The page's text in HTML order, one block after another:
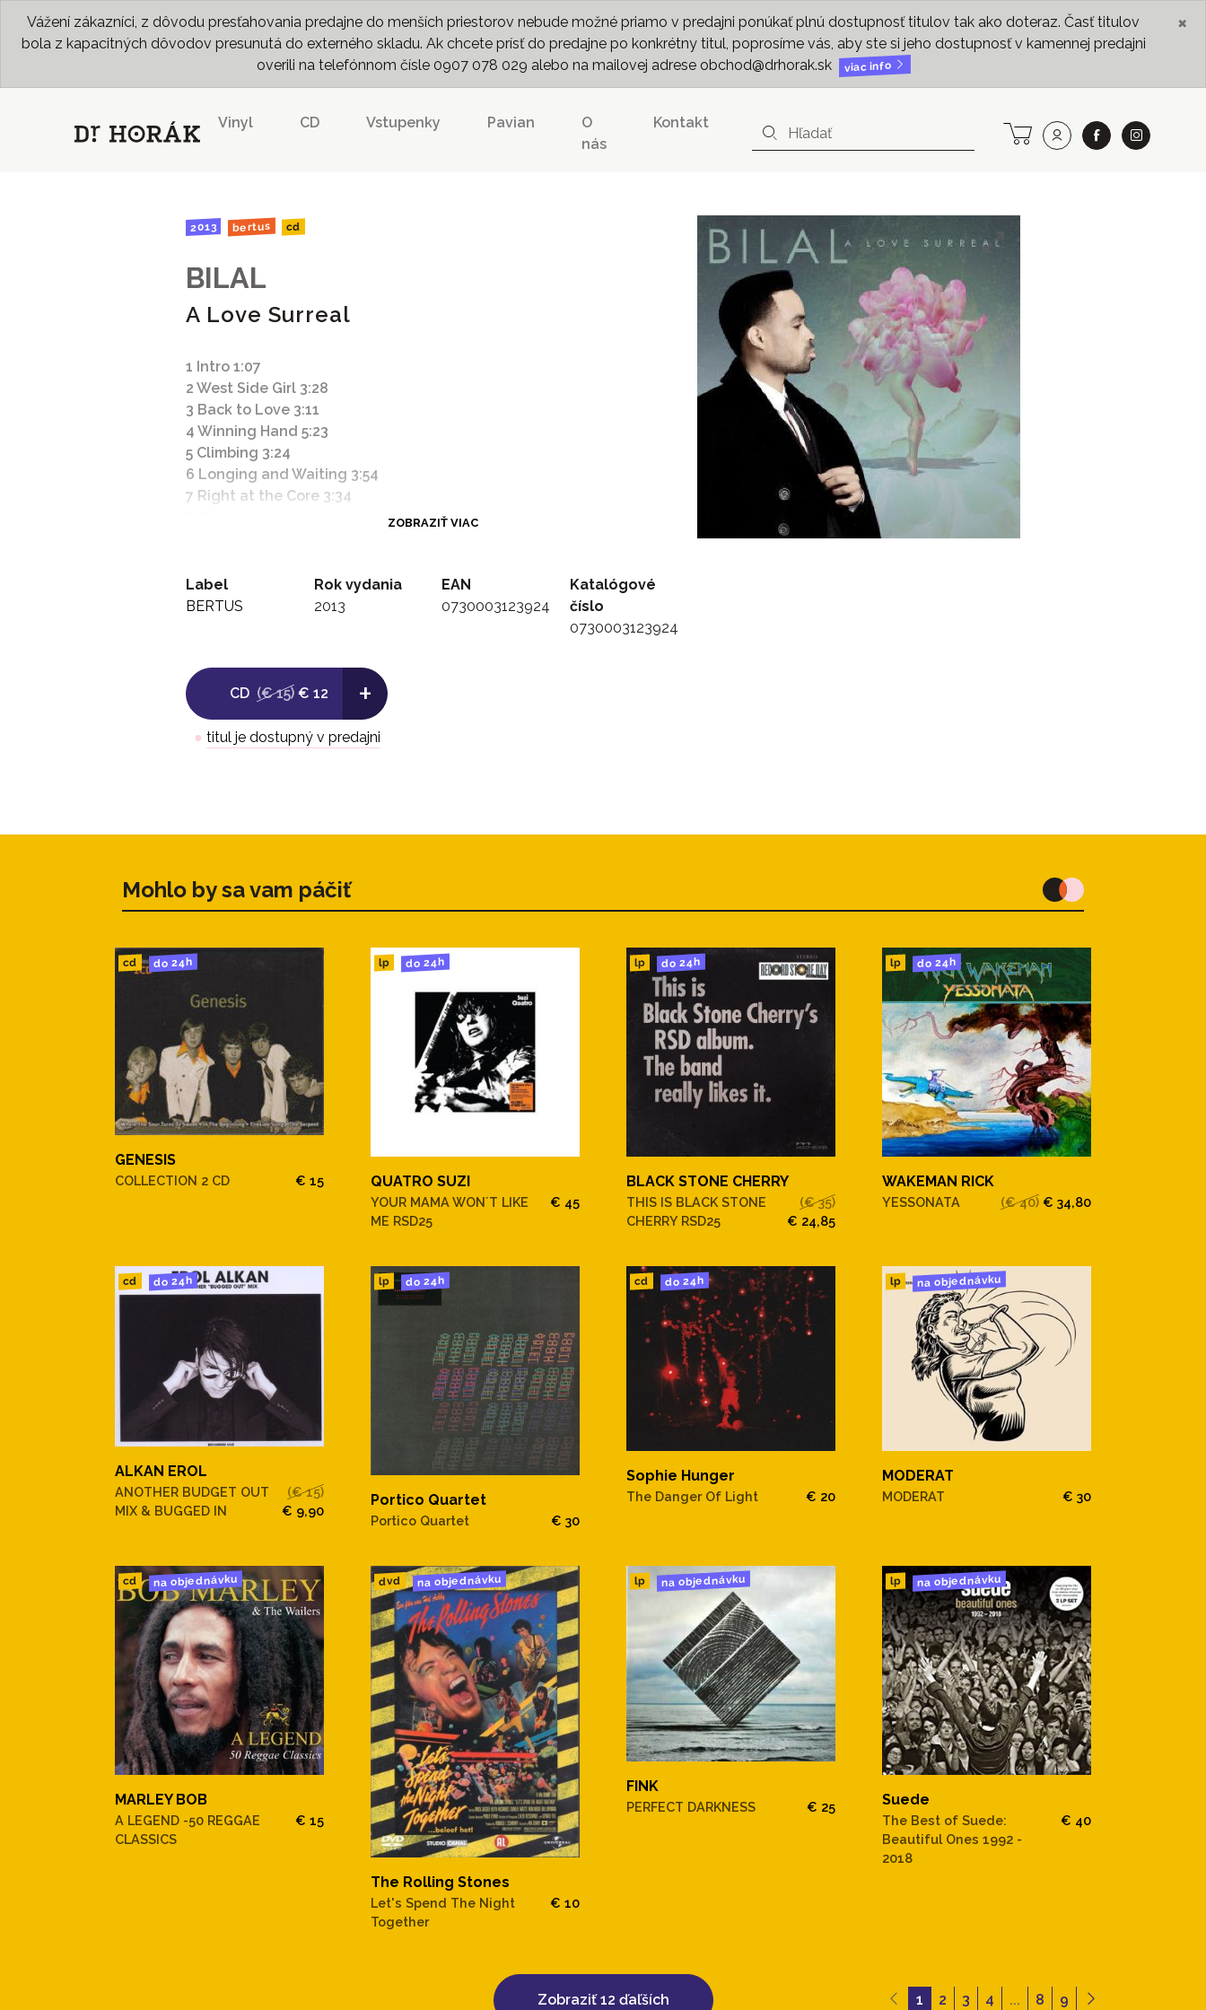
Vážení zákazníci, z dôvodu presťahovania predajne do menších priestorov nebude možné priamo v predajni ponúkať plnú dostupnosť titulov tak ako doteraz. Časť titulov
bola z kapacitných dôvodov presunutá do externého skladu. Ak chcete prísť do predajne po konkrétny titul, poprosíme vás, aby ste si jeho dostupnosť v kamennej predajni
overili na telefónnom čísle 0907 078 029 alebo na mailovej adrese obchod@drhorak.sk
viac info
×
Vinyl CD Vstupenky Pavian
O
nás
Kontakt
2013 bertus cd
BILAL
A Love Surreal
1 Intro 1:07
2 West Side Girl 3:28
3 Back to Love 3:11
4 Winning Hand 5:23
5 Climbing 3:24
6 Longing and Waiting 3:54
7 Right at the Core 3:34
11 Never Be the Same 3:20
12 Butterfly 6:41
ZOBRAZIŤ VIAC
Label
BERTUS
Rok vydania
2013
EAN
0730003123924
Katalógové
číslo
0730003123924
CD (€ 15) € 12 +
● titul je dostupný v predajni
Mohlo by sa vam páčiť
cd do 24h
GENESIS
COLLECTION 2 CD € 15
lp do 24h
QUATRO SUZI
YOUR MAMA WON´T LIKE
ME RSD25
€ 45
lp do 24h
BLACK STONE CHERRY
THIS IS BLACK STONE
CHERRY RSD25
(€ 35)
€ 24,85
lp do 24h
WAKEMAN RICK
YESSONATA (€ 40) € 34,80
cd do 24h
ALKAN EROL
ANOTHER BUDGET OUT
MIX & BUGGED IN
(€ 15)
€ 9,90
lp do 24h
Portico Quartet
Portico Quartet € 30
cd do 24h
Sophie Hunger
The Danger Of Light € 20
lp na objednávku
MODERAT
MODERAT € 30
cd na objednávku
MARLEY BOB
A LEGEND -50 REGGAE
CLASSICS
€ 15
dvd na objednávku
The Rolling Stones
Let's Spend The Night
Together
€ 10
lp na objednávku
FINK
PERFECT DARKNESS € 25
lp na objednávku
Suede
The Best of Suede:
Beautiful Ones 1992 -
2018
€ 40
Zobraziť 12 ďaľších 1 2 3 4 ... 8 9